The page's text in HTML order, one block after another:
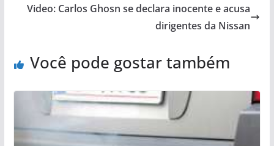
Video: Carlos Ghosn se declara inocente e acusa
dirigentes da Nissan
Você pode gostar também